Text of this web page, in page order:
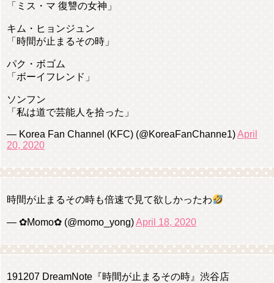
「ミス・マ 復讐の女神」
キム・ヒョンジュン
「時間が止まるその時」
パク・ボゴム
「ボーイフレンド」
ソンフン
「私は道で芸能人を拾った」
— Korea Fan Channel (KFC) (@KoreaFanChanne1)April
20, 2020
時間が止まるその時も倍速で見て欲しかったわ
— ✿Momo✿ (@momo_yong)April 18, 2020
191207 DreamNote『時間が止まるその時』渋谷店